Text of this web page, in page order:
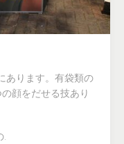
あります。有袋類の
顔をだせる技あり
.